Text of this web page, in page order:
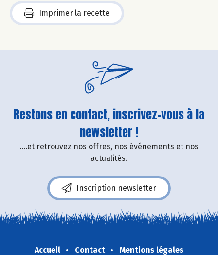
Imprimer la recette
Restons en contact, inscrivez-vous à la
newsletter !
....et retrouvez nos offres, nos événements et nos
actualités.
Inscription newsletter
Accueil Contact
Mentions légales